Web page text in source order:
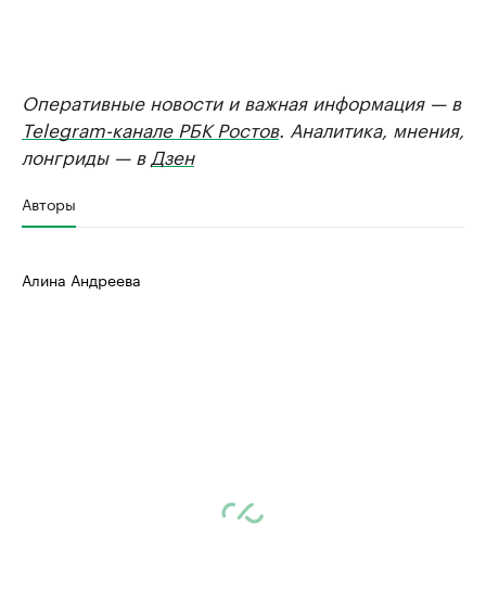
Оперативные новости и важная информация — в
Telegram-канале РБК Ростов. Аналитика, мнения,
лонгриды — в Дзен
Авторы
Алина Андреева